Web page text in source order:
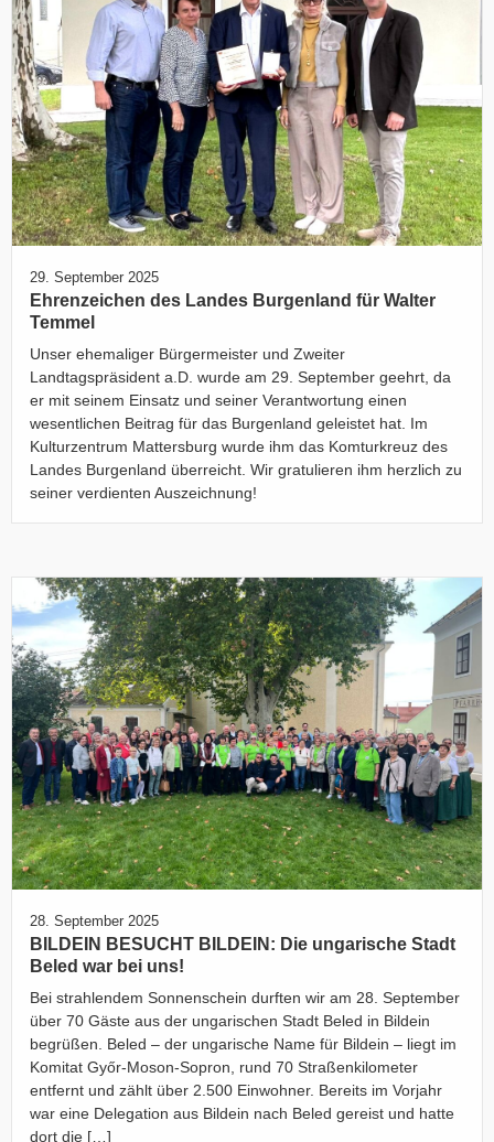
29. September 2025
Ehrenzeichen des Landes Burgenland für Walter
Temmel
Unser ehemaliger Bürgermeister und Zweiter
Landtagspräsident a.D. wurde am 29. September geehrt, da
er mit seinem Einsatz und seiner Verantwortung einen
wesentlichen Beitrag für das Burgenland geleistet hat. Im
Kulturzentrum Mattersburg wurde ihm das Komturkreuz des
Landes Burgenland überreicht. Wir gratulieren ihm herzlich zu
seiner verdienten Auszeichnung!
28. September 2025
BILDEIN BESUCHT BILDEIN: Die ungarische Stadt
Beled war bei uns!
Bei strahlendem Sonnenschein durften wir am 28. September
über 70 Gäste aus der ungarischen Stadt Beled in Bildein
begrüßen. Beled – der ungarische Name für Bildein – liegt im
Komitat Győr-Moson-Sopron, rund 70 Straßenkilometer
entfernt und zählt über 2.500 Einwohner. Bereits im Vorjahr
war eine Delegation aus Bildein nach Beled gereist und hatte
dort die […]